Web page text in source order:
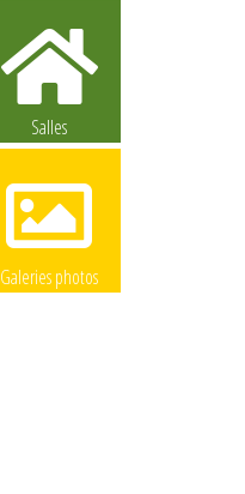
Salles
Galeries photos